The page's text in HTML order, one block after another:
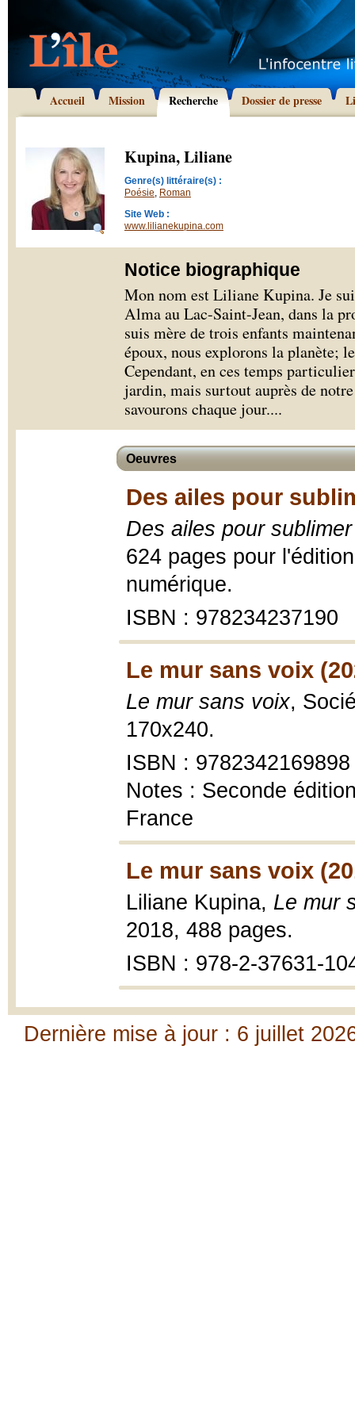
Accueil Mission Recherche Dossier de presse
Kupina, Liliane
Genre(s) littéraire(s) :
Poésie, Roman
Site Web :
www.lilianekupina.com
Notice biographique
Mon nom est Liliane Kupina. Je
Alma au Lac-Saint-Jean, dans la
suis mère de trois enfants
époux, nous explorons la planète;
Cependant, en ces temps
jardin, mais surtout auprès de
savourons chaque jour....
Oeuvres
Des ailes pour
Des ailes pour
624 pages pour
numérique.
ISBN : 978234237190
Le mur sans voix
Le mur sans voix,
170x240.
ISBN : 9782342169898
Notes : Seconde
France
Le mur sans voix
Liliane Kupina, Le mur
2018, 488 pages.
ISBN : 978-2-37631-
Dernière mise à jour : 6 juillet